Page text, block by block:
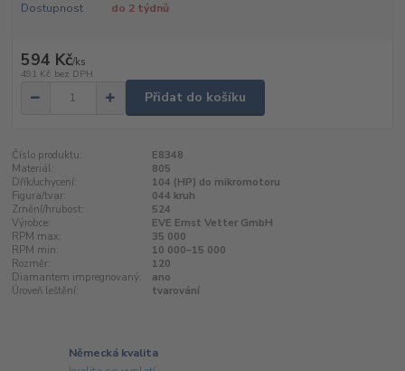
Dostupnost do 2 týdnů
594 Kč/ks
491 Kč bez DPH
Přidat do košíku
Číslo produktu:
E8348
Materiál:
805
Dřík/uchycení:
104 (HP) do mikromotoru
Figura/tvar:
044 kruh
Zrnění/hrubost:
524
Výrobce:
EVE Ernst Vetter GmbH
RPM max:
35 000
RPM min:
10 000–15 000
Rozměr:
120
Diamantem impregnovaný:
ano
Úroveň leštění:
tvarování
Německá kvalita